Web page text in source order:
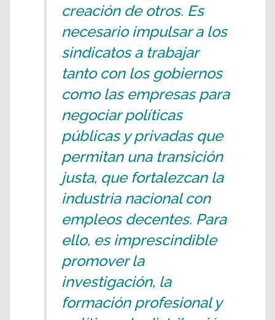
creación de otros. Es
necesario impulsar a los
sindicatos a trabajar
tanto con los gobiernos
como las empresas para
negociar políticas
públicas y privadas que
permitan una transición
justa, que fortalezcan la
industria nacional con
empleos decentes. Para
ello, es imprescindible
promover la
investigación, la
formación profesional y